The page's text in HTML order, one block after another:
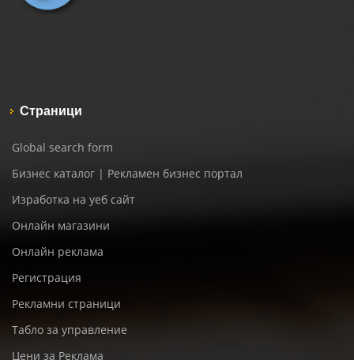
Страници
Global search form
Бизнес каталог | Рекламен бизнес портал
Изработка на уеб сайт
Онлайн магазини
Онлайн реклама
Регистрация
Рекламни страници
Табло за управление
Цени за Реклама